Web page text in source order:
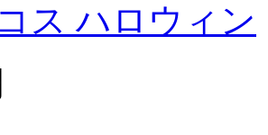
ス ハロウィン